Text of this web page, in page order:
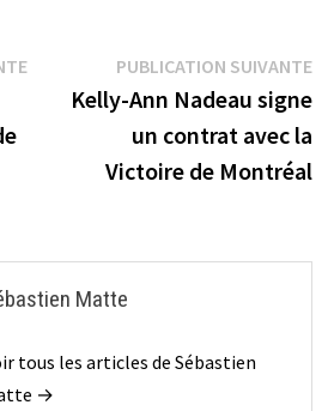
Publication
précédente :
PUBLICATION SUIVANTE
Kelly-Ann Nadeau signe
un contrat avec la
Victoire de Montréal
Matte
tous les articles de Sébastien
→